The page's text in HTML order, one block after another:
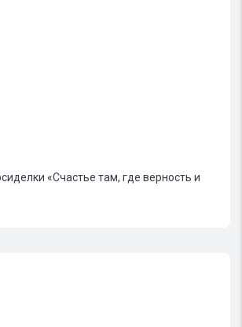
«Счастье там, где верность и